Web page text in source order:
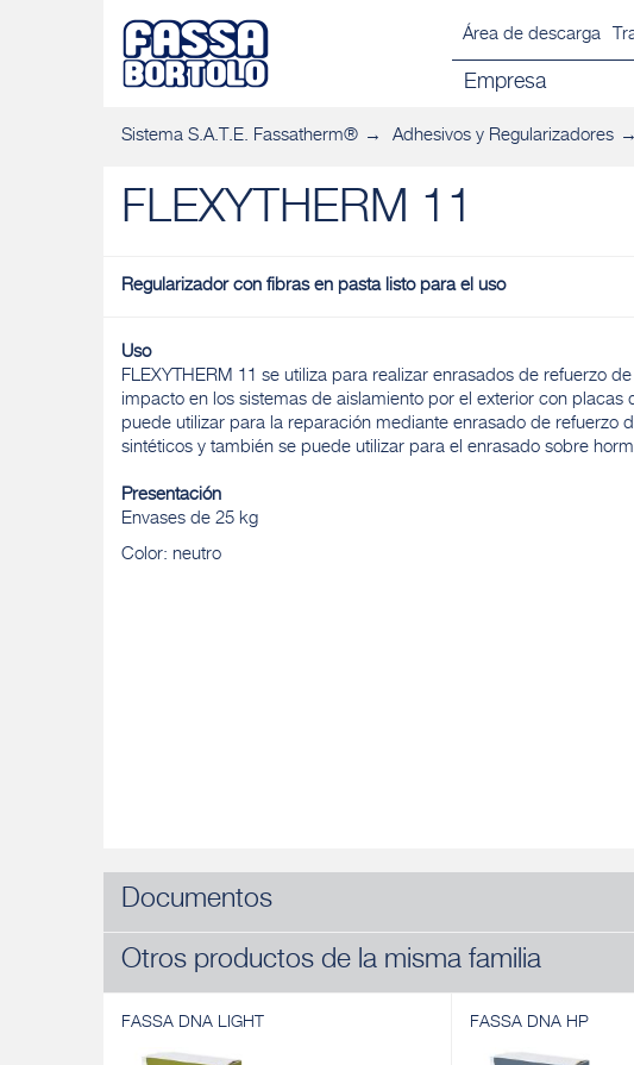
Área de descarga
Empresa
Sistema S.A.T.E. Fassatherm® Adhesivos y Regularizadores
FLEXYTHERM 11
Regularizador con fibras en pasta listo para el uso
Uso
FLEXYTHERM 11 se utiliza para realizar enrasados de refuerzo
impacto en los sistemas de aislamiento por el exterior con placas
puede utilizar para la reparación mediante enrasado de refuerzo
sintéticos y también se puede utilizar para el enrasado sobre
Presentación
Envases de 25 kg
Color: neutro
Documentos
Otros productos de la misma familia
FASSA DNA LIGHT FASSA DNA HP